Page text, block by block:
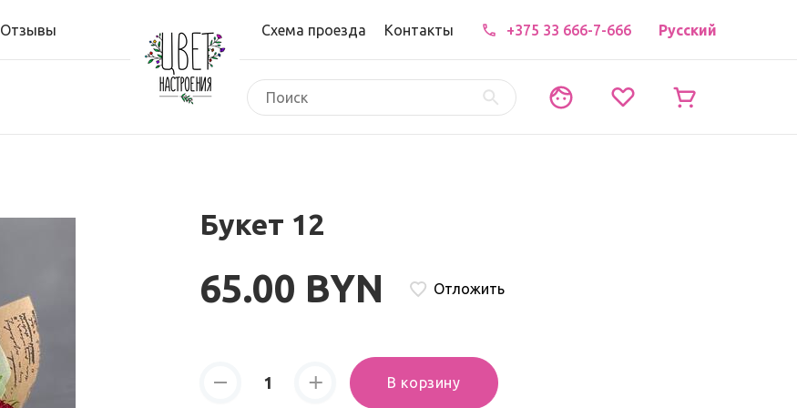
Отзывы Схема проезда Контакты +375 33 666-7-666 Русский
Букет 12
65.00 BYN Отложить
В корзину